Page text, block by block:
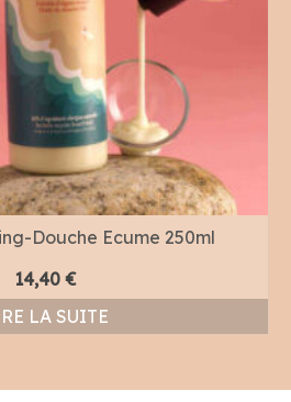
Douche Ecume 250ml
14,40 €
LA SUITE